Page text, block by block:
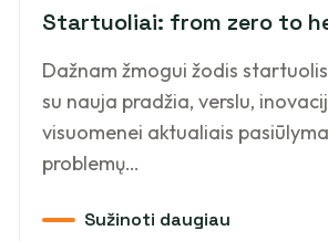
Startuoliai: from zero to
Dažnam žmogui žodis
su nauja pradžia, verslu,
visuomenei aktualiais
problemų…